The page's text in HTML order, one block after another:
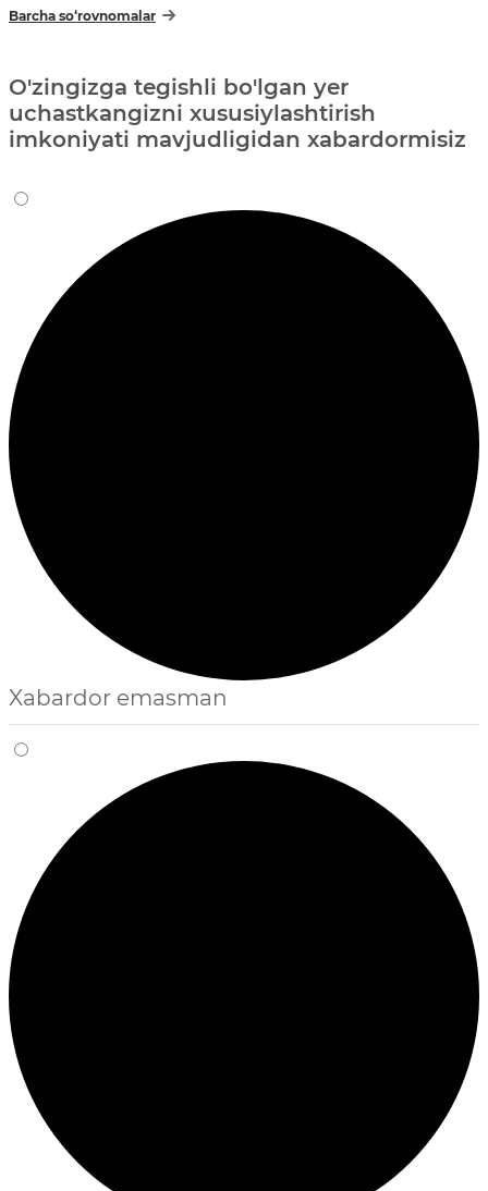
Barcha so‘rovnomalar
O'zingizga tegishli bo'lgan yer
uchastkangizni xususiylashtirish
imkoniyati mavjudligidan xabardormisiz
Xabardor emasman